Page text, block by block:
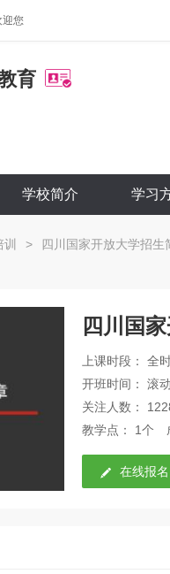
迎您
育
学校简介 学习
> 四川国家开放大学招生
四川国
上课时段： 全
开班时间： 滚
关注人数：
教学点： 1个
 在线报名